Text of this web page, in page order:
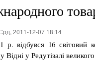
2011-12-07 18:14
відбувся 16 світовий
у Редутізалі